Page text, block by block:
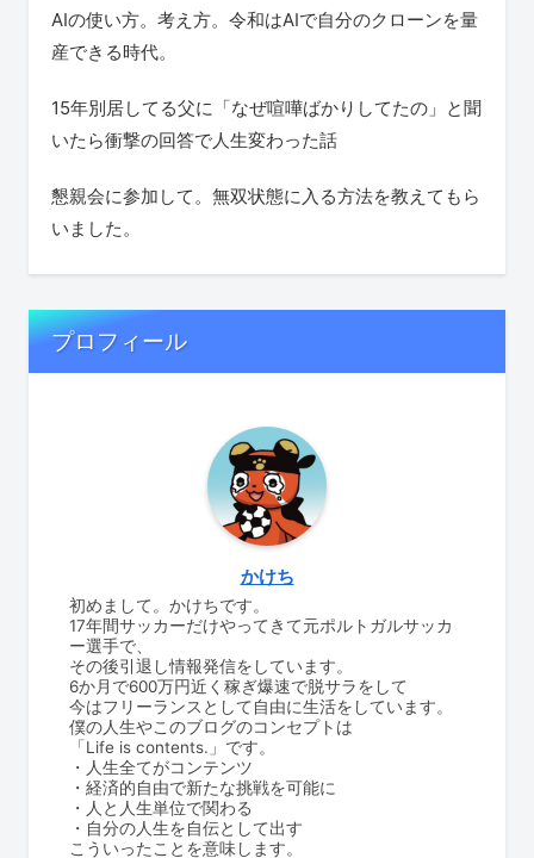
AIの使い方。考え方。令和はAIで自分のクローンを量
産できる時代。
15年別居してる父に「なぜ喧嘩ばかりしてたの」と聞
いたら衝撃の回答で人生変わった話
懇親会に参加して。無双状態に入る方法を教えてもら
いました。
プロフィール
かけち
初めまして。かけちです。
17年間サッカーだけやってきて元ポルトガルサッカ
ー選手で、
その後引退し情報発信をしています。
6か月で600万円近く稼ぎ爆速で脱サラをして
今はフリーランスとして自由に生活をしています。
僕の人生やこのブログのコンセプトは
「Life is contents.」です。
・人生全てがコンテンツ
・経済的自由で新たな挑戦を可能に
・人と人生単位で関わる
・自分の人生を自伝として出す
こういったことを意味します。